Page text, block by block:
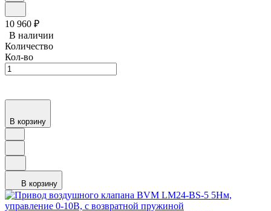
10 960 ₽
В наличии
Количество
Кол-во
В корзину
В корзину